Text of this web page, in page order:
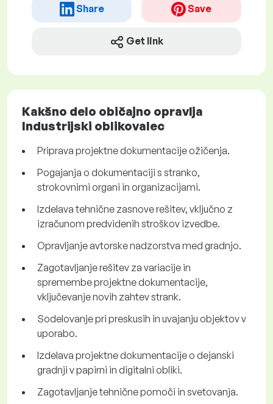
Share Save
Get link
Kakšno delo običajno opravlja
Industrijski oblikovalec
Priprava projektne dokumentacije ožičenja.
Pogajanja o dokumentaciji s stranko,
strokovnimi organi in organizacijami.
Izdelava tehnične zasnove rešitev, vključno z
izračunom predvidenih stroškov izvedbe.
Opravljanje avtorske nadzorstva med gradnjo.
Zagotavljanje rešitev za variacije in
spremembe projektne dokumentacije,
vključevanje novih zahtev strank.
Sodelovanje pri preskusih in uvajanju objektov v
uporabo.
Izdelava projektne dokumentacije o dejanski
gradnji v papirni in digitalni obliki.
Zagotavljanje tehnične pomoči in svetovanja.